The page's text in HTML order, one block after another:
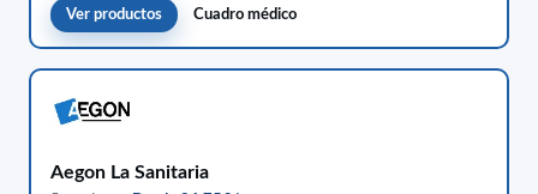
Ver productos Cuadro médico
Aegon La Sanitaria